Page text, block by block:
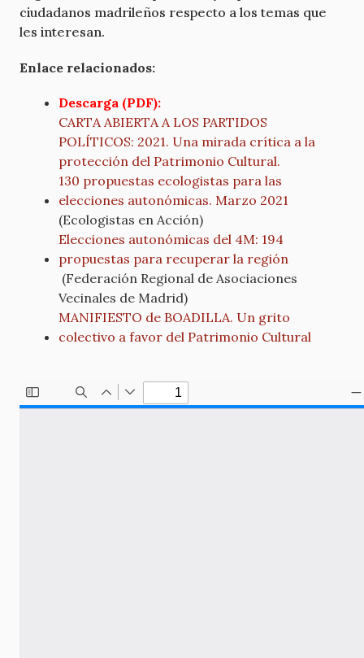
ciudadanos madrileños respecto a los temas que
les interesan.
Enlace relacionados:
Descarga (PDF):
CARTA ABIERTA A LOS PARTIDOS
POLÍTICOS: 2021. Una mirada crítica a la
protección del Patrimonio Cultural.
130 propuestas ecologistas para las
elecciones autonómicas. Marzo 2021
(Ecologistas en Acción)
Elecciones autonómicas del 4M: 194
propuestas para recuperar la región
(Federación Regional de Asociaciones
Vecinales de Madrid)
MANIFIESTO de BOADILLA. Un grito
colectivo a favor del Patrimonio Cultural